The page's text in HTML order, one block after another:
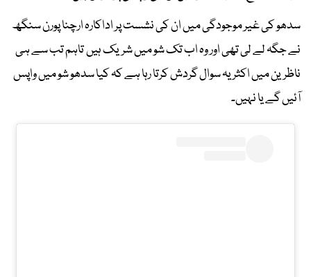
سدھو کی غیر موجودگی میں ان کی نشست پر اداکارہ ارچنا پورن سنگھ
نے جگہ لے لی تھی اور وہ اب تک شو میں شریک ہیں تاہم تب سے ہی
ناظرین میں اکثر یہ سوال گردش کرتا رہا ہے کہ کیا سدھو شو میں واپس
آئیں گے یا نہیں۔